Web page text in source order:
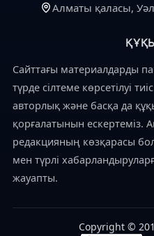
Алматы қаласы,
Сайттағы материалдарды
түрде сілтеме көрсетілуі
авторлық және басқа да
қорғалатынын ескертеміз.
редакцияның көзқарасы
мен түрлі
жауапты.
Copyright ©